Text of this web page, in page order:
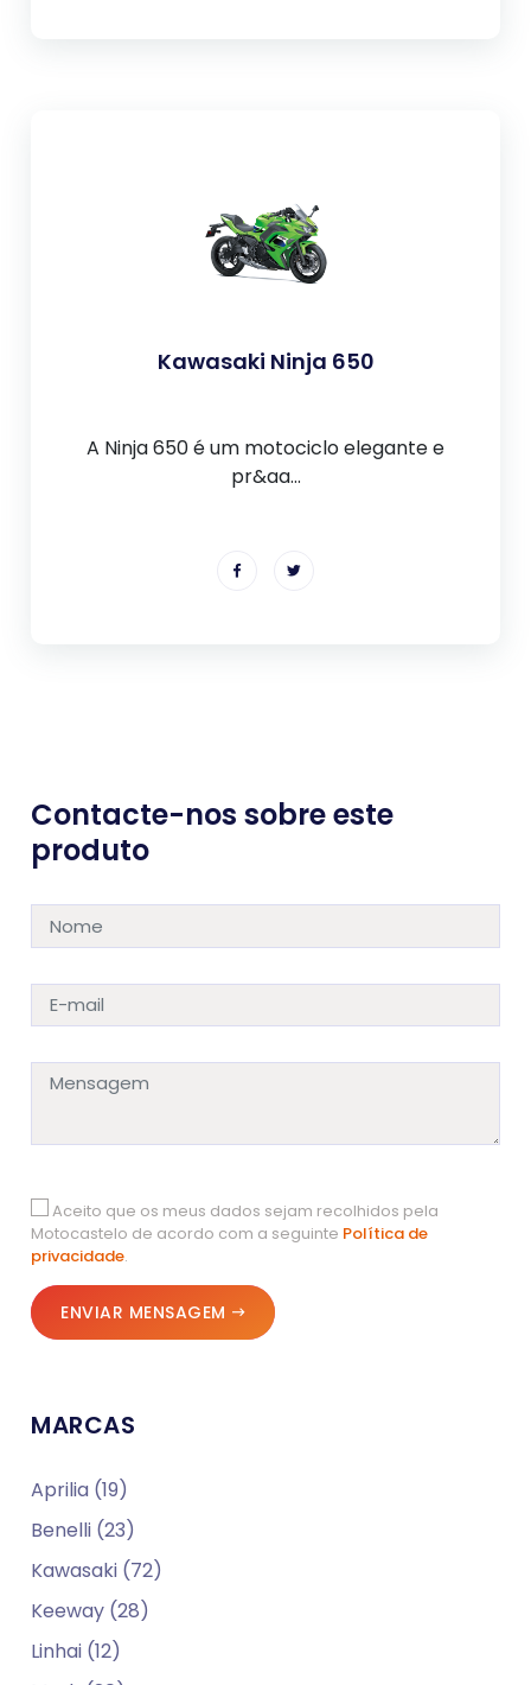
Kawasaki Ninja 650
A Ninja 650 é um motociclo elegante e
pr&aa...
Contacte-nos sobre este
produto
Aceito que os meus dados sejam recolhidos pela
Motocastelo de acordo com a seguinte Política de
privacidade.
ENVIAR MENSAGEM
MARCAS
Aprilia (19)
Benelli (23)
Kawasaki (72)
Keeway (28)
Linhai (12)